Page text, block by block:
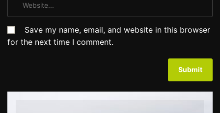
Save my name, email, and website in this browser
for the next time I comment.